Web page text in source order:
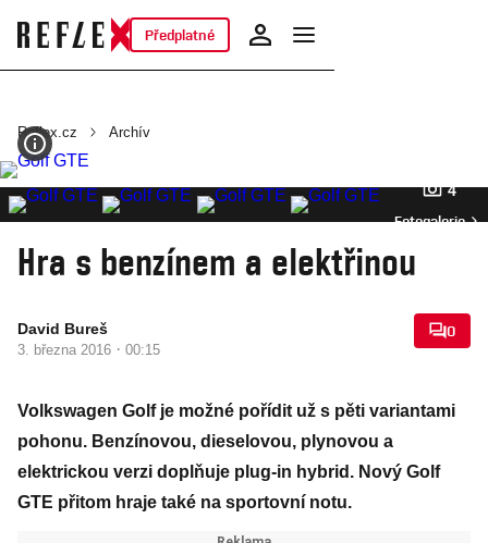
Předplatné
Reflex.cz Archív
4
Fotogalerie
Hra s benzínem a elektřinou
David Bureš
3. března 2016 · 00:15
0
Volkswagen Golf je možné pořídit už s pěti variantami
pohonu. Benzínovou, dieselovou, plynovou a
elektrickou verzi doplňuje plug-in hybrid. Nový Golf
GTE přitom hraje také na sportovní notu.